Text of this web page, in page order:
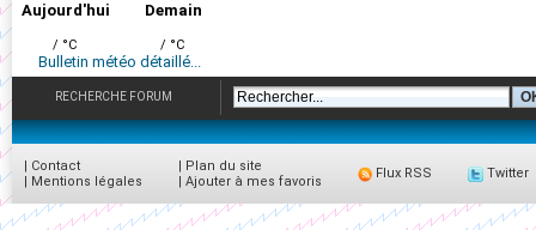
Aujourd'hui
/ °C
Demain
/ °C
Bulletin météo détaillé...
RECHERCHE FORUM
| Contact
| Mentions légales
| Plan du site
| Ajouter à mes favoris
Flux RSS Twitter